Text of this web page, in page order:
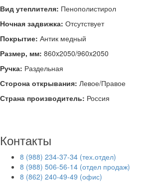
Вид утеплителя: Пенополистирол
Ночная задвижка: Отсутствует
Покрытие: Антик медный
Размер, мм: 860x2050/960x2050
Ручка: Раздельная
Сторона открывания: Левое/Правое
Страна производитель: Россия
Контакты
8 (988) 234-37-34 (тех.отдел)
8 (988) 506-56-14 (отдел продаж)
8 (862) 240-49-49 (офис)